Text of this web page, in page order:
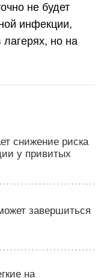
не будет
инфекции,
но на
снижение риска
у привитых
завершиться
на